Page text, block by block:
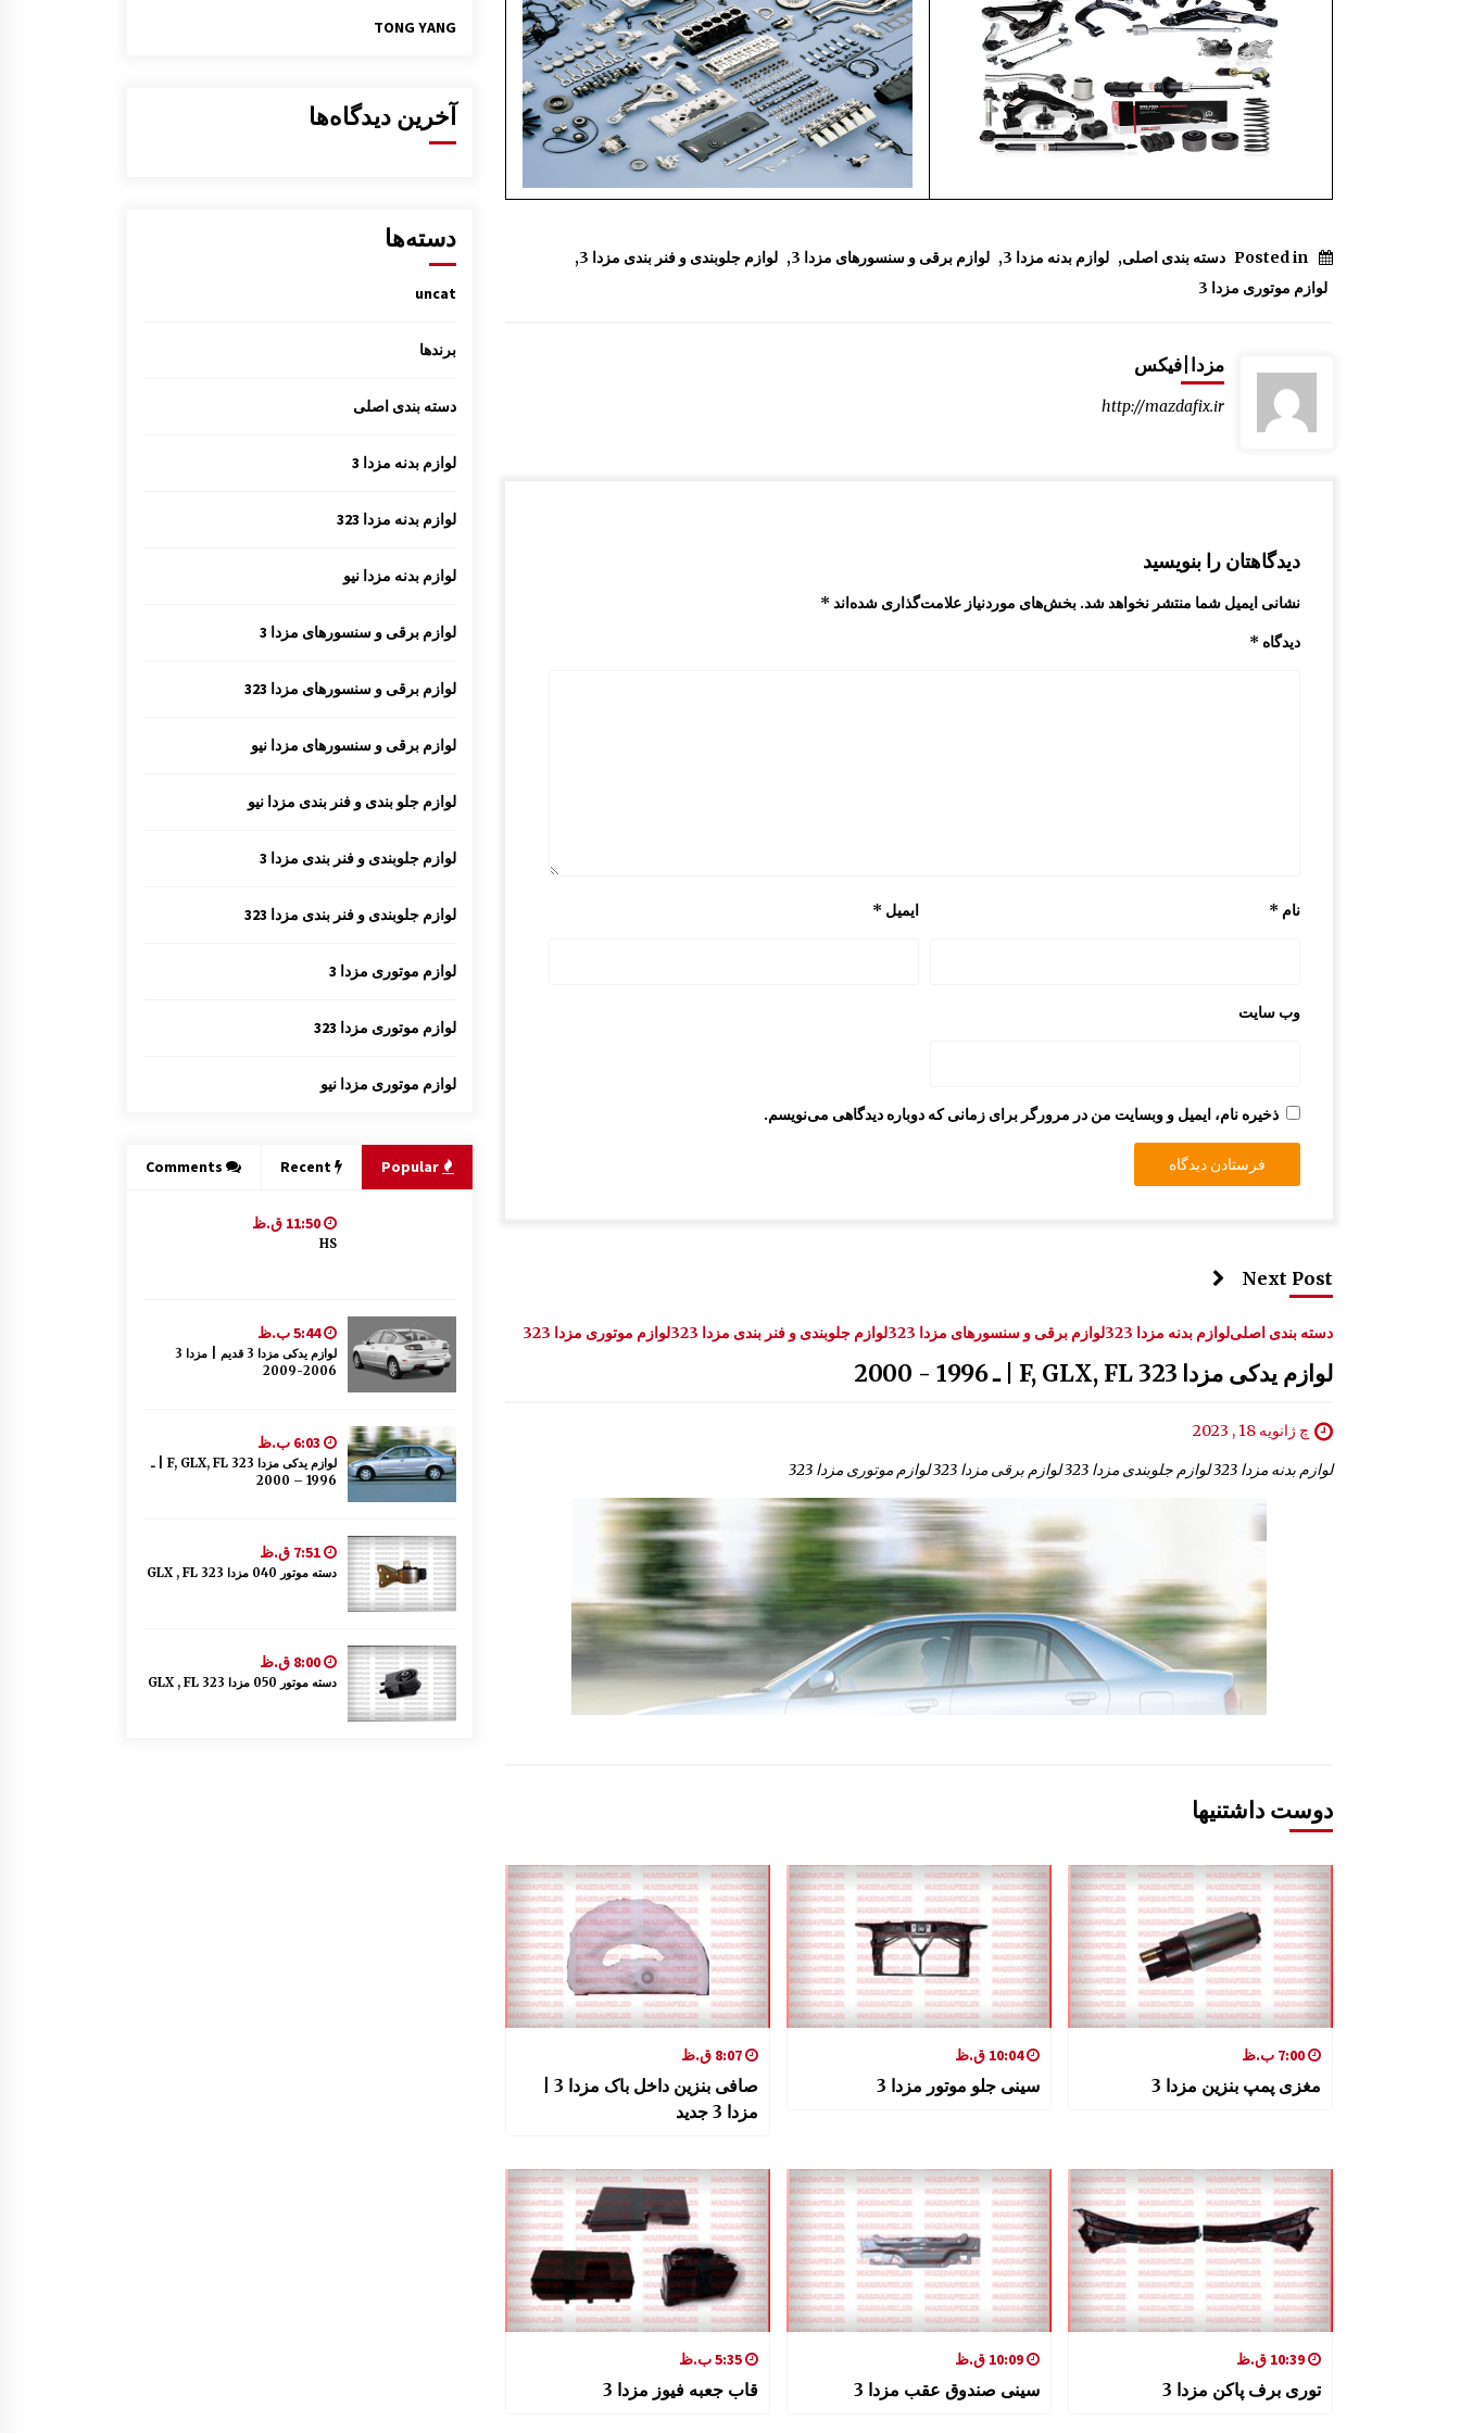
Posted in دسته بندی اصلی, لوازم بدنه مزدا 3 , لوازم برقی و سنسورهای مزدا 3 , لوازم جلوبندی و فنر بندی مزدا 3
,
لوازم موتوری مزدا 3
مزدا|فیکس
http://mazdafix.ir
دیدگاهتان را بنویسید
نشانی ایمیل شما منتشر نخواهد شد. بخش‌های موردنیاز علامت‌گذاری شده‌اند *
دیدگاه *
نام * ایمیل *
وب‌ سایت
ذخیره نام، ایمیل و وبسایت من در مرورگر برای زمانی که دوباره دیدگاهی می‌نویسم.
Next Post
دسته بندی اصلیلوازم بدنه مزدا 323 لوازم برقی و سنسورهای مزدا 323 لوازم جلوبندی و فنر بندی مزدا 323 لوازم موتوری مزدا 323
لوازم یدکی مزدا 323 F, GLX, FL | ـ 1996 - 2000
چ ژانویه 18 , 2023
لوازم بدنه مزدا 323 لوازم جلوبندی مزدا 323 لوازم برقی مزدا 323 لوازم موتوری مزدا 323
دوست داشتنیها
مغزی پمپ بنزین مزدا 3
10:04 ق.ظ
سینی جلو موتور مزدا 3
8:07 ق.ظ
صافی بنزین داخل باک مزدا 3 |
مزدا 3 جدید
توری برف پاکن مزدا 3
10:09 ق.ظ
سینی صندوق عقب مزدا 3
5:35 ب.ظ
قاب جعبه فیوز مزدا 3
TONG YANG
آخرین دیدگاه‌ها
دسته‌ها
uncat
برندها
دسته بندی اصلی
لوازم بدنه مزدا 3
لوازم بدنه مزدا 323
لوازم بدنه مزدا نیو
لوازم برقی و سنسورهای مزدا 3
لوازم برقی و سنسورهای مزدا 323
لوازم برقی و سنسورهای مزدا نیو
لوازم جلو بندی و فنر بندی مزدا نیو
لوازم جلوبندی و فنر بندی مزدا 3
لوازم جلوبندی و فنر بندی مزدا 323
لوازم موتوری مزدا 3
لوازم موتوری مزدا 323
لوازم موتوری مزدا نیو
Popular
Recent
Comments
HS
5:44 ب.ظ
لوازم یدکی مزدا 3 قدیم | مزدا 3
2006-2009
لوازم یدکی مزدا 323 F, GLX, FL | ـ
1996 – 2000
دسته موتور 040 مزدا 323 GLX , FL
دسته موتور 050 مزدا 323 GLX , FL